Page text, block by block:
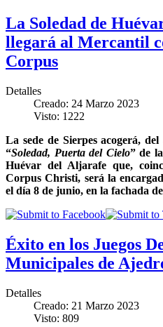
La Soledad de
llegará al Mercantil
Corpus
Detalles
Creado: 24 Marzo 2023
Visto: 1222
La sede de Sierpes acogerá,
“Soledad, Puerta del Cielo” de
Huévar del Aljarafe que,
Corpus Christi, será la
el día 8 de junio, en la fachada
Éxito en los Juegos
Municipales de
Detalles
Creado: 21 Marzo 2023
Visto: 809